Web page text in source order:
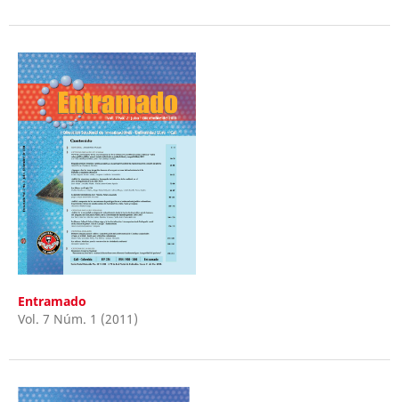
Entramado
Vol. 7 Núm. 1 (2011)